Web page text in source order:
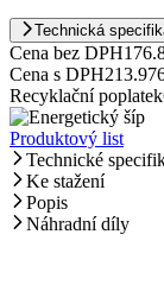
Technická
Cena bez DPH
Cena s DPH
Recyklační poplatek
Produktový list
Technické
Ke stažení
Popis
Náhradní díly